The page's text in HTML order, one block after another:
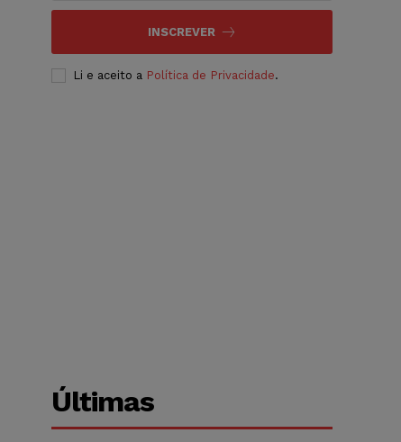
INSCREVER
Li e aceito a Política de Privacidade.
Últimas